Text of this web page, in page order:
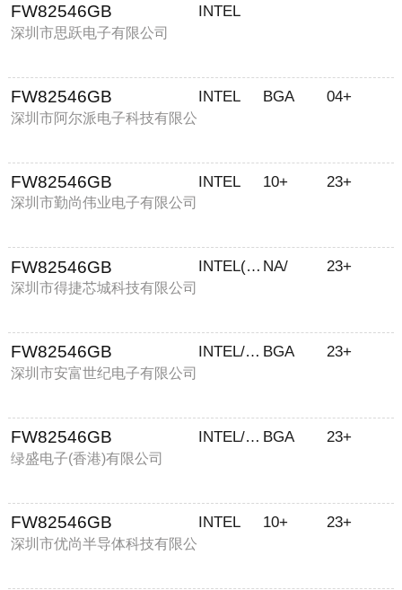
FW82546GB
深圳市思跃电子有限公司
INTEL
FW82546GB
深圳市阿尔派电子科技有限公
INTEL BGA 04+
FW82546GB
深圳市勤尚伟业电子有限公司
INTEL 10+ 23+
FW82546GB
深圳市得捷芯城科技有限公司
INTEL(英特尔) NA/ 23+
FW82546GB
深圳市安富世纪电子有限公司
INTEL/英特尔 BGA 23+
FW82546GB
绿盛电子(香港)有限公司
INTEL/英特尔 BGA 23+
FW82546GB
深圳市优尚半导体科技有限公
INTEL 10+ 23+